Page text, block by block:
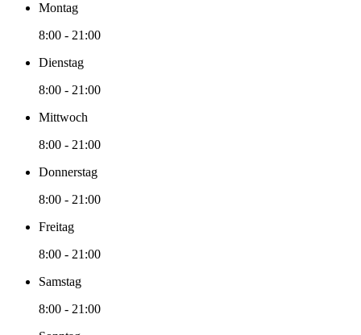
Montag
8:00 - 21:00
Dienstag
8:00 - 21:00
Mittwoch
8:00 - 21:00
Donnerstag
8:00 - 21:00
Freitag
8:00 - 21:00
Samstag
8:00 - 21:00